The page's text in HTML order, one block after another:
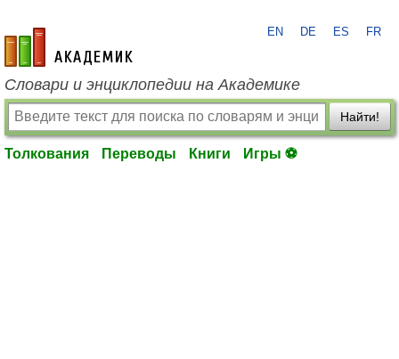
academic.ru
EN DE ES FR
Словари и энциклопедии на Академике
Найти!
Толкования Переводы Книги Игры ⚽